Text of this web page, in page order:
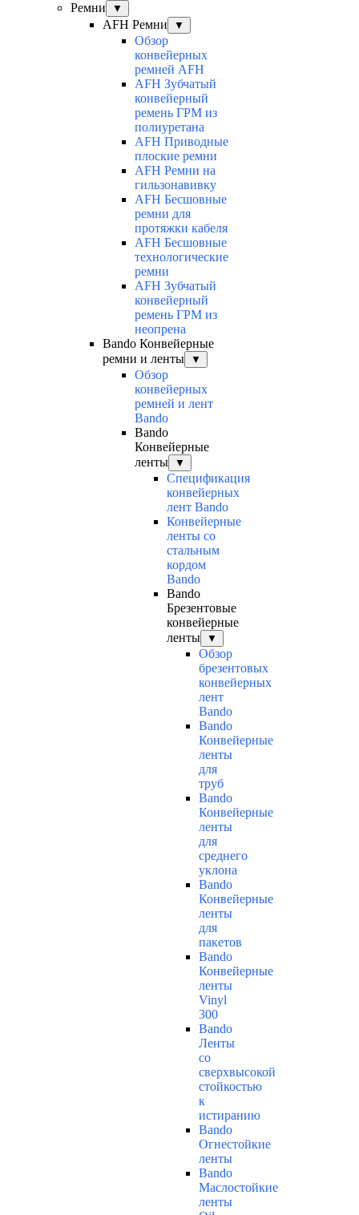
Ремни ▼
AFH Ремни ▼
Обзор
конвейерных
ремней AFH
AFH Зубчатый
конвейерный
ремень ГРМ из
полиуретана
AFH Приводные
плоские ремни
AFH Ремни на
гильзонавивку
AFH Бесшовные
ремни для
протяжки кабеля
AFH Бесшовные
технологические
ремни
AFH Зубчатый
конвейерный
ремень ГРМ из
неопрена
Bando Конвейерные
ремни и ленты
▼
Обзор
конвейерных
ремней и лент
Bando
Bando
Конвейерные
ленты
▼
Спецификация
конвейерных
лент Bando
Конвейерные
ленты со
стальным
кордом
Bando
Bando
Брезентовые
конвейерные
ленты
▼
Обзор
брезентовых
конвейерных
лент
Bando
Bando
Конвейерные
ленты
для
труб
Bando
Конвейерные
ленты
для
среднего
уклона
Bando
Конвейерные
ленты
для
пакетов
Bando
Конвейерные
ленты
Vinyl
300
Bando
Ленты
со
сверхвысокой
стойкостью
к
истиранию
Bando
Огнестойкие
ленты
Bando
Маслостойкие
ленты